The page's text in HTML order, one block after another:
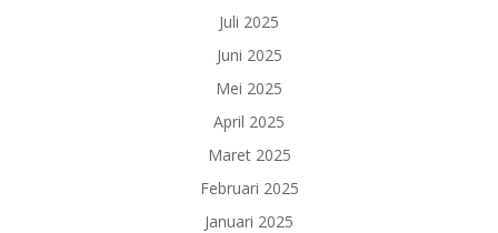
Juli 2025
Juni 2025
Mei 2025
April 2025
Maret 2025
Februari 2025
Januari 2025